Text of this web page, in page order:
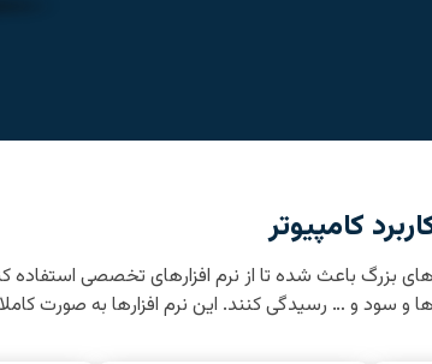
کامپیوتر
باعث شده تا از نرم افزارهای تخصصی استفاده
و سود و … رسیدگی کنند. این نرم افزارها به صورت